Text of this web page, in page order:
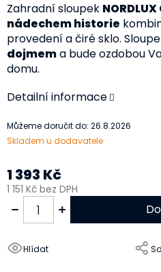
Skladem u dodavatele
Můžeme doručit do: 26.8.2026
Zahradní sloupek
nádechem historie
provedení a čiré sklo.
dojmema bude ozdobou
domu.
Detailní informace
Hlídat
1 393 Kč
1 151 Kč bez DPH